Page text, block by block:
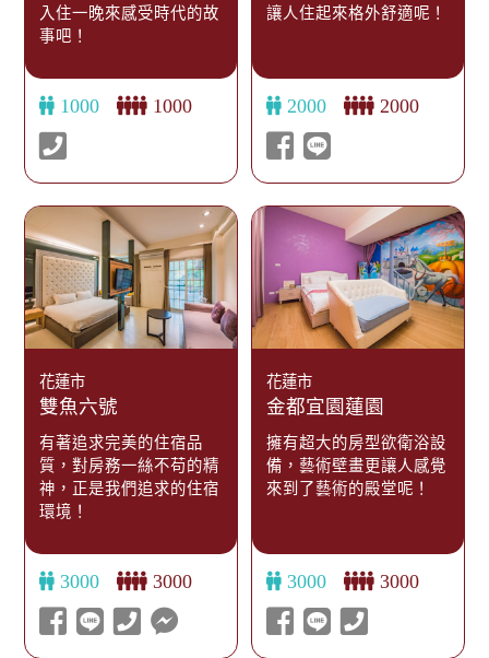
入住一晚來感受時代的故
事吧！
1000 1000
讓人住起來格外舒適呢！
2000 2000
花蓮市
雙魚六號
有著追求完美的住宿品
質，對房務一絲不苟的精
神，正是我們追求的住宿
環境！
3000 3000
花蓮市
金都宜園蓮園
擁有超大的房型欲衛浴設
備，藝術壁畫更讓人感覺
來到了藝術的殿堂呢！
3000 3000